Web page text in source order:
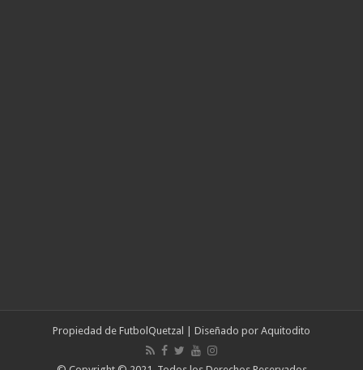
Propiedad de FutbolQuetzal | Diseñado por Aquitodito